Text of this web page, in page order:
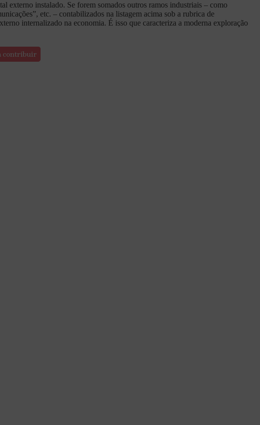
externo instalado. Se forem somados outros ramos industriais – como
etc. – contabilizados na listagem acima sob a rubrica de
internalizado na economia. É isso que caracteriza a moderna exploração